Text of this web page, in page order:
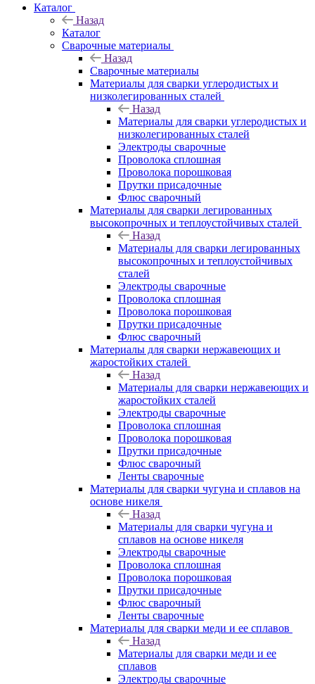
Каталог
Назад
Каталог
Сварочные материалы
Назад
Сварочные материалы
Материалы для сварки углеродистых и
низколегированных сталей
Назад
Материалы для сварки углеродистых и
низколегированных сталей
Электроды сварочные
Проволока сплошная
Проволока порошковая
Прутки присадочные
Флюс сварочный
Материалы для сварки легированных
высокопрочных и теплоустойчивых сталей
Назад
Материалы для сварки легированных
высокопрочных и теплоустойчивых
сталей
Электроды сварочные
Проволока сплошная
Проволока порошковая
Прутки присадочные
Флюс сварочный
Материалы для сварки нержавеющих и
жаростойких сталей
Назад
Материалы для сварки нержавеющих и
жаростойких сталей
Электроды сварочные
Проволока сплошная
Проволока порошковая
Прутки присадочные
Флюс сварочный
Ленты сварочные
Материалы для сварки чугуна и сплавов на
основе никеля
Назад
Материалы для сварки чугуна и
сплавов на основе никеля
Электроды сварочные
Проволока сплошная
Проволока порошковая
Прутки присадочные
Флюс сварочный
Ленты сварочные
Материалы для сварки меди и ее сплавов
Назад
Материалы для сварки меди и ее
сплавов
Электроды сварочные